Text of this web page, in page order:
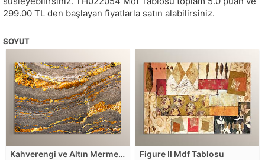
299.00 TL den başlayan fiyatlarla satın alabilirsiniz.
SOYUT
Kahverengi ve Altın Mermer
Figure II Mdf Tablosu